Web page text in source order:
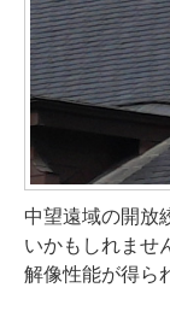
中望遠域の開放
いかもしれませ
解像性能が得ら